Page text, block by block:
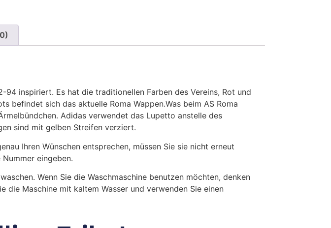
inspiriert. Es hat die traditionellen Farben des Vereins, Rot und
befindet sich das aktuelle Roma Wappen.Was beim AS Roma
Adidas verwendet das Lupetto anstelle des
sind mit gelben Streifen verziert.
Ihren Wünschen entsprechen, müssen Sie sie nicht erneut
eingeben.
Wenn Sie die Waschmaschine benutzen möchten, denken
die Maschine mit kaltem Wasser und verwenden Sie einen